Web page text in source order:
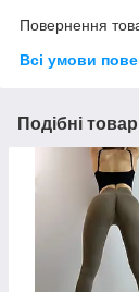
Повернення
Всі умови
Подібні